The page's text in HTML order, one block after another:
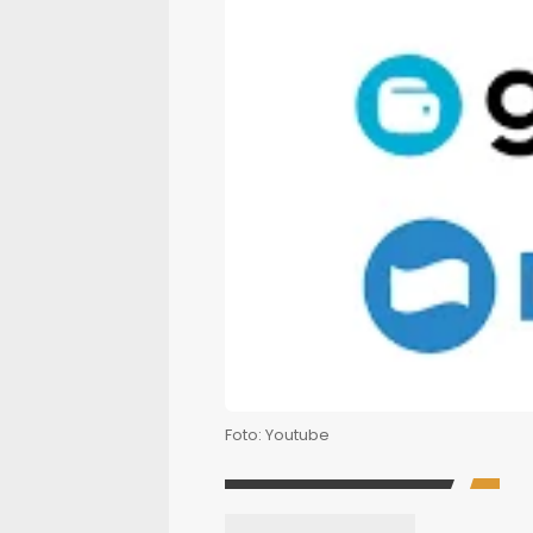
Foto: Youtube